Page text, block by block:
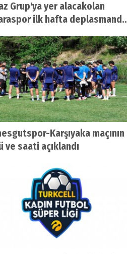
Grup'ya yer alacakolan
ilk hafta deplasmanda
Karşıyaka maçının
ve saati açıklandı